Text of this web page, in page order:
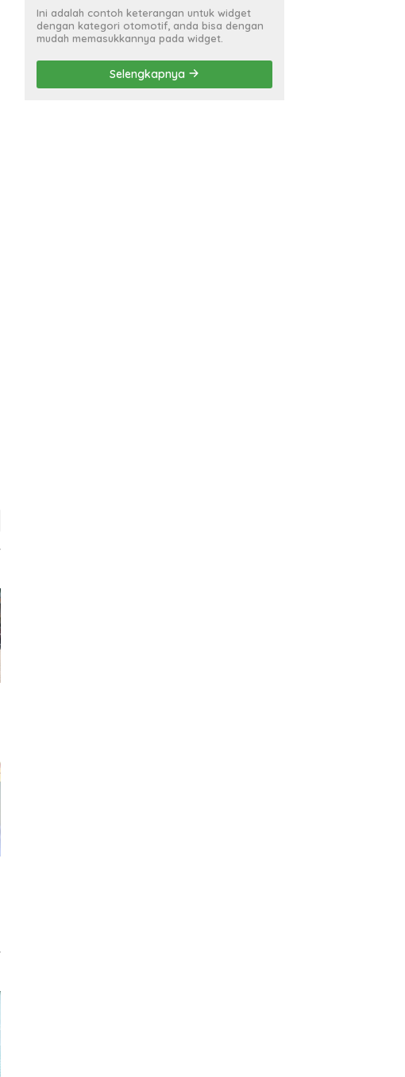
Ini adalah contoh keterangan untuk widget
dengan kategori otomotif, anda bisa dengan
mudah memasukkannya pada widget.
Selengkapnya